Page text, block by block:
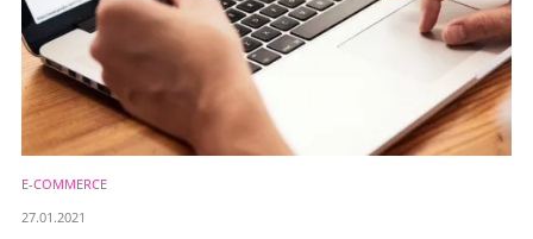
E-COMMERCE
27.01.2021